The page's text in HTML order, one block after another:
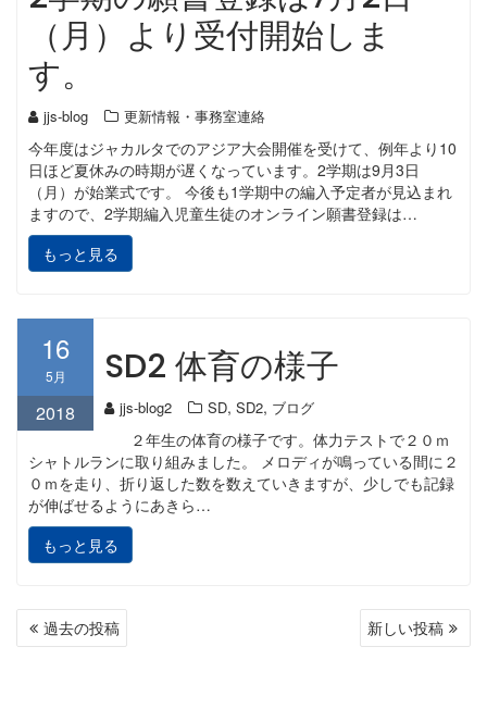
（月）より受付開始しま
す。
jjs-blog 更新情報・事務室連絡
今年度はジャカルタでのアジア大会開催を受けて、例年より10
日ほど夏休みの時期が遅くなっています。2学期は9月3日
（月）が始業式です。 今後も1学期中の編入予定者が見込まれ
ますので、2学期編入児童生徒のオンライン願書登録は…
もっと見る
16
5月
2018
SD2 体育の様子
jjs-blog2 SD, SD2, ブログ
２年生の体育の様子です。体力テストで２０ｍ
シャトルランに取り組みました。 メロディが鳴っている間に２
０ｍを走り、折り返した数を数えていきますが、少しでも記録
が伸ばせるようにあきら…
もっと見る
投
稿
過去の投稿 新しい投稿